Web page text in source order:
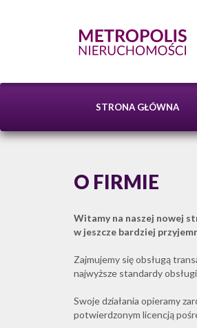
STRONA GŁÓWNA
O FIRMIE
Witamy na naszej nowej
w jeszcze bardziej
Zajmujemy się obsługą
najwyższe standardy
Swoje działania opieramy
potwierdzonym licencją